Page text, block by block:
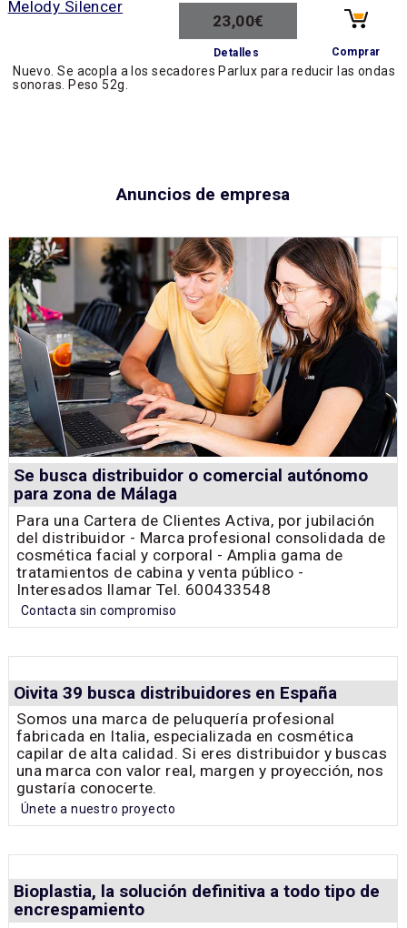
23,00€
Detalles Comprar
Nuevo. Se acopla a los secadores Parlux para reducir las ondas
sonoras. Peso 52g.
Anuncios de empresa
Se busca distribuidor o comercial autónomo
para zona de Málaga
Para una Cartera de Clientes Activa, por jubilación
del distribuidor - Marca profesional consolidada de
cosmética facial y corporal - Amplia gama de
tratamientos de cabina y venta público -
Interesados llamar Tel. 600433548
Contacta sin compromiso
Oivita 39 busca distribuidores en España
Somos una marca de peluquería profesional
fabricada en Italia, especializada en cosmética
capilar de alta calidad. Si eres distribuidor y buscas
una marca con valor real, margen y proyección, nos
gustaría conocerte.
Únete a nuestro proyecto
Bioplastia, la solución definitiva a todo tipo de
encrespamiento